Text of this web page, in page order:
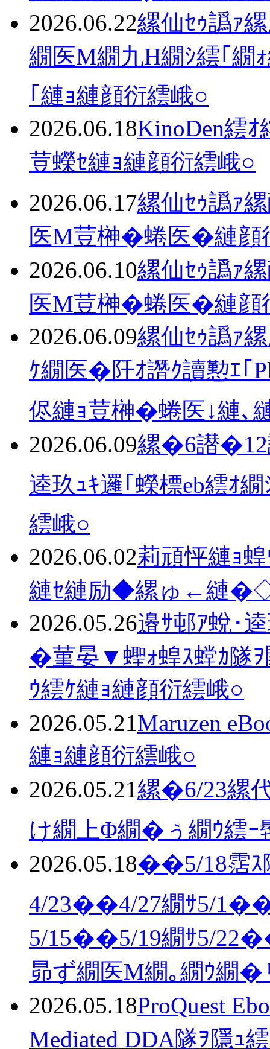
2026.06.22縲仙ｾｩ譌ｧ
繝医Μ繝九Η繝ｼ繧｢繝ｫ
｢縺ｮ縺顔衍繧峨○
2026.06.18KinoDen繧
荳蠑ｾ縺ｮ縺顔衍繧峨○
2026.06.17縲仙ｾｩ譌ｧ
医Μ荳榊�蜷医�縺顔
2026.06.10縲仙ｾｩ譌ｧ
医Μ荳榊�蜷医�縺顔
2026.06.09縲仙ｾｩ譌ｧ
ｹ繝医�阡ｵ譖ｸ讀懃ｴ｢
侭縺ｮ荳榊�蜷医↓縺
2026.06.09縲�6譛�12
逵玖ｭｷ邏｢蠑標eb繧ｵ
繧峨○
2026.06.02莉頑怦縺ｮ
縺ｾ縺励◆縲ゅ←縺�◇
2026.05.26邉ｻ邨ｱ蛻･
�菫晏▼蟶ｫ蝗ｽ螳ｶ隧ｦ
ｳ繧ｹ縺ｮ縺顔衍繧峨○
2026.05.21Maruzen
縺ｮ縺顔衍繧峨○
2026.05.21縲�6/23縲
け繝上Φ繝�ぅ繝ｳ繧ｰ
2026.05.18��5/18霑ｽ
4/23��4/27繝ｻ5/
5/15��5/19繝ｻ5/
昴ず繝医Μ繝｡繝ｳ繝�
2026.05.18ProQuest
Mediated DDA隧ｦ隱ｭ